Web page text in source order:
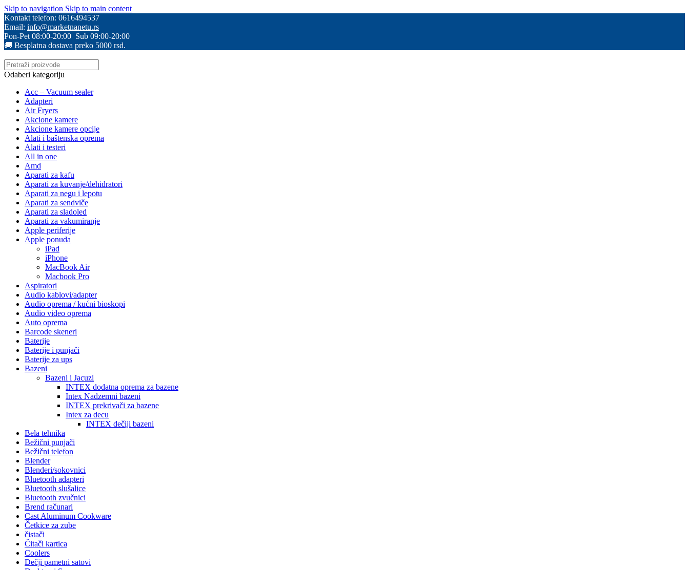
Skip to navigation Skip to main content
Kontakt telefon: 0616494537
Email: info@marketnanetu.rs
Pon-Pet 08:00-20:00 Sub 09:00-20:00
🚚 Besplatna dostava preko 5000 rsd.
Odaberi kategoriju
Acc – Vacuum sealer
Adapteri
Air Fryers
Akcione kamere
Akcione kamere opcije
Alati i baštenska oprema
Alati i testeri
All in one
Amd
Aparati za kafu
Aparati za kuvanje/dehidratori
Aparati za negu i lepotu
Aparati za sendviče
Aparati za sladoled
Aparati za vakumiranje
Apple periferije
Apple ponuda
iPad
iPhone
MacBook Air
Macbook Pro
Aspiratori
Audio kablovi/adapter
Audio oprema / kućni bioskopi
Audio video oprema
Auto oprema
Barcode skeneri
Baterije
Baterije i punjači
Baterije za ups
Bazeni
Bazeni i Jacuzi
INTEX dodatna oprema za bazene
Intex Nadzemni bazeni
INTEX prekrivači za bazene
Intex za decu
INTEX dečiji bazeni
Bela tehnika
Bežični punjači
Bežični telefon
Blender
Blenderi/sokovnici
Bluetooth adapteri
Bluetooth slušalice
Bluetooth zvučnici
Brend računari
Cast Aluminum Cookware
Četkice za zube
čistači
Čitači kartica
Coolers
Dečji pametni satovi